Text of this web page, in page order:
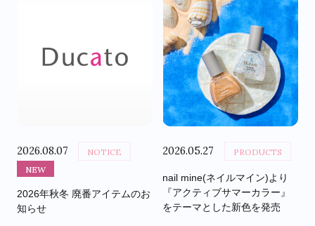
2026.08.07
NOTICE
NEW
2026年秋冬 廃番アイテムのお
知らせ
2026.05.27 PRODUCTS
nail mine(ネイルマイン)より
『アクティブサマーカラー』
をテーマとした新色を発売